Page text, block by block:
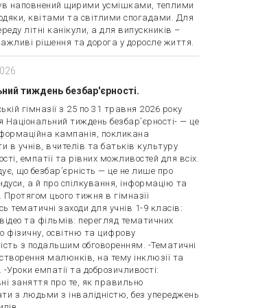
наповнений щирими усмішками, теплими
квітами та світлими спогадами. Для
літні канікули, а для випускників –
рішення та дорога у доросле життя.
тиждень безбар'єрності.
гімназії з 25 по 31 травня 2026 року
Національний тиждень безбар’єрності- — це
кампанія, покликана
в учнів, вчителів та батьків культуру
емпатії та рівних можливостей для всіх.
що безбар’єрність — це не лише про
а й про спілкування, інформацію та
цього тижня в гімназїі
тематичні заходи для учнів 1-9 класів:
та фільмів: перегляд тематичних
фізичну, освітню та цифрову
з подальшим обговоренням. -Тематичні
малюнків, на тему інклюзії та
Уроки емпатії та доброзичливості:
заняття про те, як правильно
з людьми з інвалідністю, без упереджень